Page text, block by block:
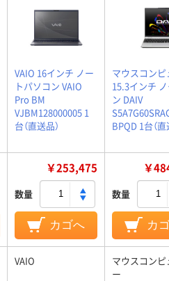
VAIO 16インチ ノー
トパソコン VAIO
Pro BM
VJBM128000005 1
台（直送品）
マウスコン
15.3インチ
ン DAIV
BPQD 1台（直
￥253,475
数量
カゴへ
￥
数量
カ
VAIO
マウスコン
ー